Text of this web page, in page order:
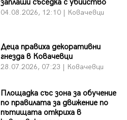
заплаши съседка с убийство
04.08.2026, 12:10 | Ковачевци
Деца правиха декоративни
гнезда в Ковачевци
28.07.2026, 07:23 | Ковачевци
Площадка със зона за обучение
по правилата за движение по
пътищата откриха в